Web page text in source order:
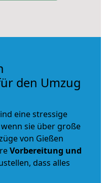
den Umzug
eine stressige
sie über große
von Gießen
Vorbereitung und
dass alles